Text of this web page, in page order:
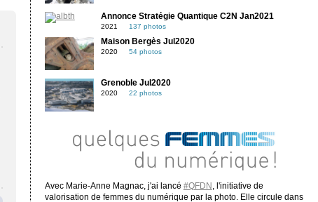
Annonce Stratégie Quantique C2N Jan2021
2021 137 photos
Maison Bergès Jul2020
2020 54 photos
Grenoble Jul2020
2020 22 photos
Avec Marie-Anne Magnac, j'ai lancé #QFDN
, l'initiative de
valorisation de femmes du numérique par la photo. Elle circule dans